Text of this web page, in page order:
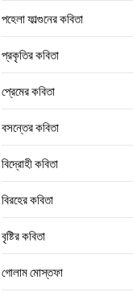
পহেলা ফাল্গুনের কবিতা
প্রকৃতির কবিতা
প্রেমের কবিতা
বসন্তের কবিতা
বিদ্রোহী কবিতা
বিরহের কবিতা
বৃষ্টির কবিতা
গোলাম মোস্তফা